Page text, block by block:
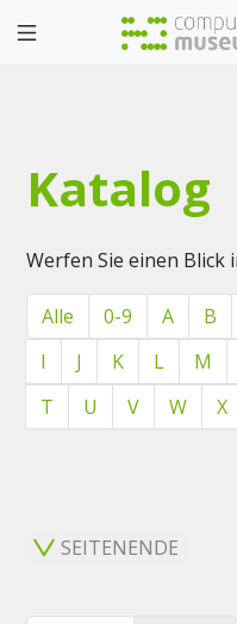
Katalog
Werfen Sie einen Blick
Alle 0-9 A B
I
J K L M
T
U V W X
SEITENENDE